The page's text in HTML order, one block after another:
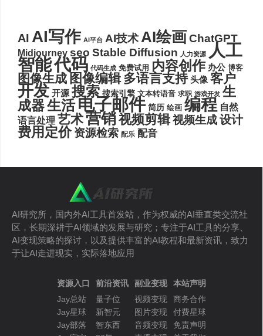
AI AI写作 AI平台 AI技术AI绘画ChatGPT
Midjourney seo Stable Diffusion 人力资源 人工
智能代码 代码生成 免费试用 内容创作 办公 博客
图像生成 图像编辑 多语言支持 头像 客户
开发 开源 搜索 搜索引擎 文本转语音 求职 游戏开发 生
成器生活电子邮件 简历 绘画 编程 自然
语言处理 艺术营销视频剪辑视频生成设计
费用定价 资源检索 配乐 配音
AI研究所，国内外AI工具首发站，作为权威的AI垂直类交流社
区，长期深耕于AI领域的发展与研究；专注于AI工具的分享、
AI变现策略的探讨，以及提供丰富的AI教程和最新资讯，致力
于让AI走进现实，实际落地应用
资源入口
Jay总站
Jay星球
Jay部落
前沿资讯
量子位
新智元
智东西
副业变现
视频变现
图片变现
音频变现
本站声明
商务合作
付费星球
免责声明